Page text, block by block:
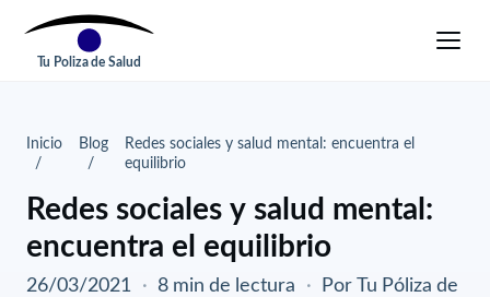
Tu Poliza de Salud
Inicio Blog
Redes sociales y salud mental: encuentra el
equilibrio
Redes sociales y salud mental:
encuentra el equilibrio
26/03/2021 · 8 min de lectura ·
Por Tu Póliza de